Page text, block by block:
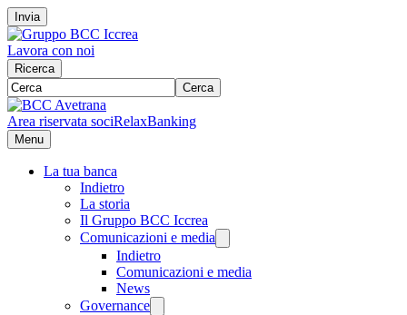
Invia
Lavora con noi
Ricerca
Cerca
Area riservata sociRelaxBanking
Menu
La tua banca
Indietro
La storia
Il Gruppo BCC Iccrea
Comunicazioni e media
Indietro
Comunicazioni e media
News
Governance